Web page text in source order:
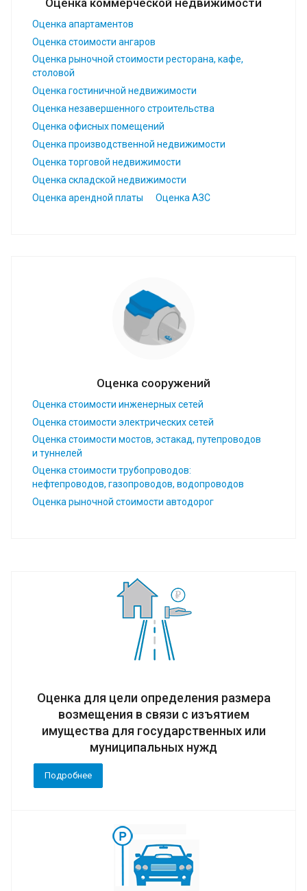
Оценка апартаментов
Оценка стоимости ангаров
Оценка рыночной стоимости ресторана, кафе,
столовой
Оценка гостиничной недвижимости
Оценка незавершенного строительства
Оценка офисных помещений
Оценка производственной недвижимости
Оценка торговой недвижимости
Оценка складской недвижимости
Оценка арендной платы
Оценка АЗС
Оценка сооружений
Оценка стоимости инженерных сетей
Оценка стоимости электрических сетей
Оценка стоимости мостов, эстакад, путепроводов
и туннелей
Оценка стоимости трубопроводов:
нефтепроводов, газопроводов, водопроводов
Оценка рыночной стоимости автодорог
Оценка для цели определения размера
возмещения в связи с изъятием
имущества для государственных или
муниципальных нужд
Подробнее